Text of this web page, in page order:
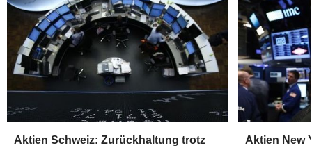
Aktien Schweiz: Zurückhaltung trotz
Aktien New